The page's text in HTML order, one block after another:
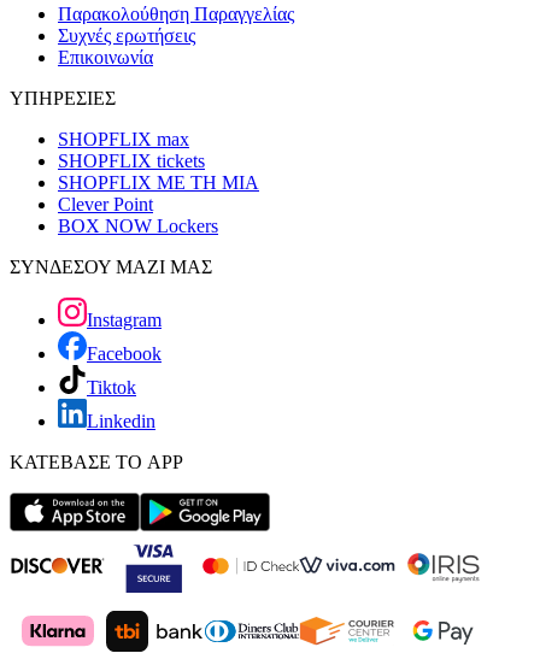
Παρακολούθηση Παραγγελίας
Συχνές ερωτήσεις
Επικοινωνία
ΥΠΗΡΕΣΙΕΣ
SHOPFLIX max
SHOPFLIX tickets
SHOPFLIX ΜΕ ΤΗ ΜΙΑ
Clever Point
BOX NOW Lockers
ΣΥΝΔΕΣΟΥ ΜΑΖΙ ΜΑΣ
Instagram
Facebook
Tiktok
Linkedin
ΚΑΤΕΒΑΣΕ ΤΟ APP